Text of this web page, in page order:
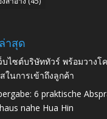
าสุด
บไซต์บริษัททัวร์ พร้อมวางโค
ในการเข้าถึงลูกค้า
6 praktische
nahe Hua Hin